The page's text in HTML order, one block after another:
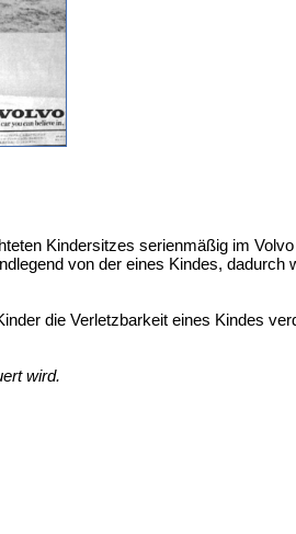
Kindersitzes serienmäßig im
von der eines Kindes, dadurch
die Verletzbarkeit eines Kindes
wird.